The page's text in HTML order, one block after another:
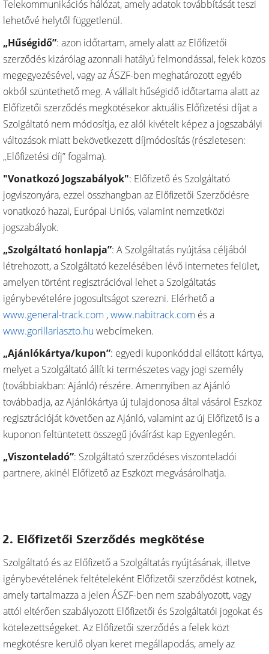
Telekommunikációs hálózat, amely adatok továbbítását teszi
lehetővé helytől függetlenül.
„Hűségidő”: azon időtartam, amely alatt az Előfizetői
szerződés kizárólag azonnali hatályú felmondással, felek közös
megegyezésével, vagy az ÁSZF-ben meghatározott egyéb
okból szüntethető meg. A vállalt hűségidő időtartama alatt az
Előfizetői szerződés megkötésekor aktuális Előfizetési díjat a
Szolgáltató nem módosítja, ez alól kivételt képez a jogszabályi
változások miatt bekövetkezett díjmódosítás (részletesen:
„Előfizetési díj” fogalma).
"Vonatkozó Jogszabályok": Előfizető és Szolgáltató
jogviszonyára, ezzel összhangban az Előfizetői Szerződésre
vonatkozó hazai, Európai Uniós, valamint nemzetközi
jogszabályok.
„Szolgáltató honlapja”: A Szolgáltatás nyújtása céljából
létrehozott, a Szolgáltató kezelésében lévő internetes felület,
amelyen történt regisztrációval lehet a Szolgáltatás
igénybevételére jogosultságot szerezni. Elérhető a
www.general-track.com ,www.nabitrack.com és a
www.gorillariaszto.hu webcímeken.
„Ajánlókártya/kupon”: egyedi kuponkóddal ellátott kártya,
melyet a Szolgáltató állít ki természetes vagy jogi személy
(továbbiakban: Ajánló) részére. Amennyiben az Ajánló
továbbadja, az Ajánlókártya új tulajdonosa által vásárol Eszköz
regisztrációját követően az Ajánló, valamint az új Előfizető is a
kuponon feltüntetett összegű jóváírást kap Egyenlegén.
„Viszonteladó”: Szolgáltató szerződéses viszonteladói
partnere, akinél Előfizető az Eszközt megvásárolhatja.
2. Előfizetői Szerződés megkötése
Szolgáltató és az Előfizető a Szolgáltatás nyújtásának, illetve
igénybevételének feltételeként Előfizetői szerződést kötnek,
amely tartalmazza a jelen ÁSZF-ben nem szabályozott, vagy
attól eltérően szabályozott Előfizetői és Szolgáltatói jogokat és
kötelezettségeket. Az Előfizetői szerződés a felek közt
megkötésre kerülő olyan keret megállapodás, amely az